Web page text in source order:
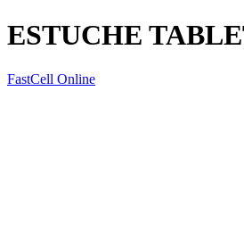
ESTUCHE
FastCell Online